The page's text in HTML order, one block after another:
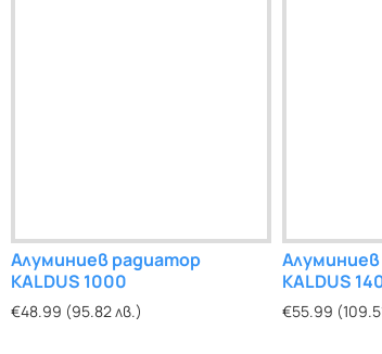
Алуминиев радиатор
KALDUS 1000
€48.99 (95.82 лв.)
KALDUS
€55.99